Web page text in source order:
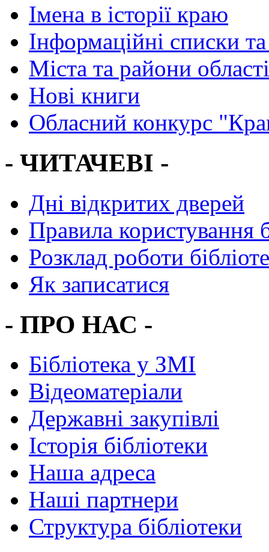
Імена в історії краю
Інформаційні списки
Міста та райони області
Нові книги
Обласний конкурс
- ЧИТАЧЕВІ -
Дні відкритих дверей
Правила користування
Розклад роботи
Як записатися
- ПРО НАС -
Бібліотека у ЗМІ
Відеоматеріали
Державні закупівлі
Історія бібліотеки
Наша адреса
Наші партнери
Структура бібліотеки